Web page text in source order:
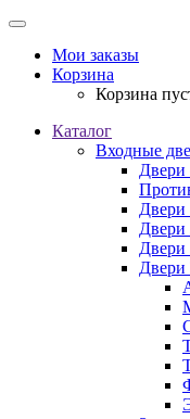
Мои заказы
Корзина
Корзина
Каталог
Входные
Двери
Двери
Двери
Двери
Двери